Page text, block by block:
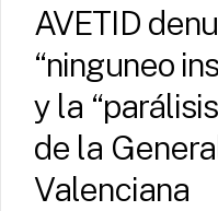
Valenciana
AVETID
“ninguneo
y la
de la
Valenciana